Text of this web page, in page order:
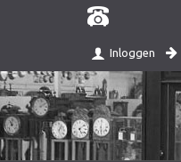
Inloggen